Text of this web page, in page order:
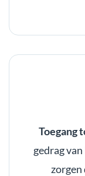
Toegang
gedrag
zorgen